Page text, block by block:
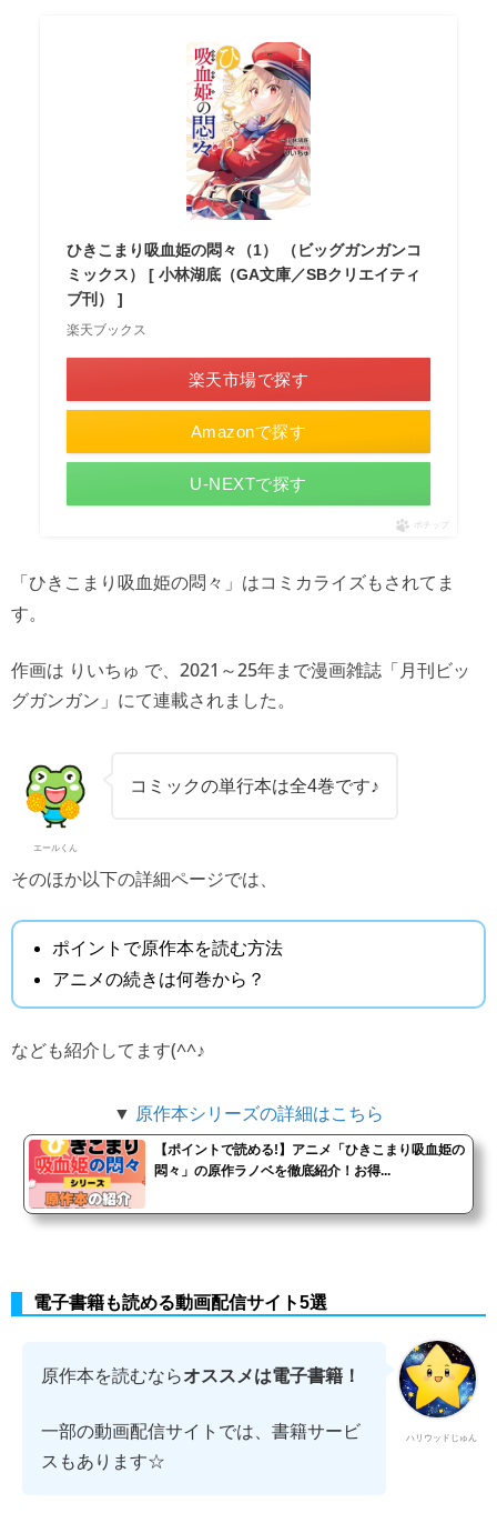
ひきこまり吸血姫の悶々（1） （ビッグガンガンコ
ミックス） [ 小林湖底（GA文庫／SBクリエイティ
ブ刊） ]
楽天ブックス
楽天市場で探す
Amazonで探す
U-NEXTで探す
ポチップ
「ひきこまり吸血姫の悶々」はコミカライズもされてま
す。
作画は りいちゅ で、2021～25年まで漫画雑誌「月刊ビッ
グガンガン」にて連載されました。
エールくん
コミックの単行本は全4巻です♪
そのほか以下の詳細ページでは、
ポイントで原作本を読む方法
アニメの続きは何巻から？
なども紹介してます(^^♪
▼ 原作本シリーズの詳細はこちら
【ポイントで読める!】アニメ「ひきこまり吸血姫の
悶々」の原作ラノベを徹底紹介！お得...
電子書籍も読める動画配信サイト5選
ハリウッドじゅん
原作本を読むならオススメは電子書籍！
一部の動画配信サイトでは、書籍サービ
スもあります☆